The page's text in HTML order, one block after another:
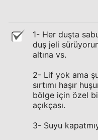
1- Her duşta
duş jeli
altına vs.
2- Lif yok ama şu
sırtımı haşır
bölge için özel
açıkçası.
3- Suyu